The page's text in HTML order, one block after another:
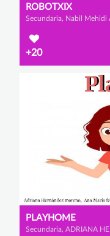
ROBOTXIX
+20
PLAYHOME